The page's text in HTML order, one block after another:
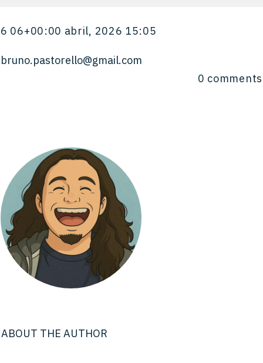
6 06+00:00 abril, 2026 15:05
bruno.pastorello@gmail.com
0 comments
ABOUT THE AUTHOR